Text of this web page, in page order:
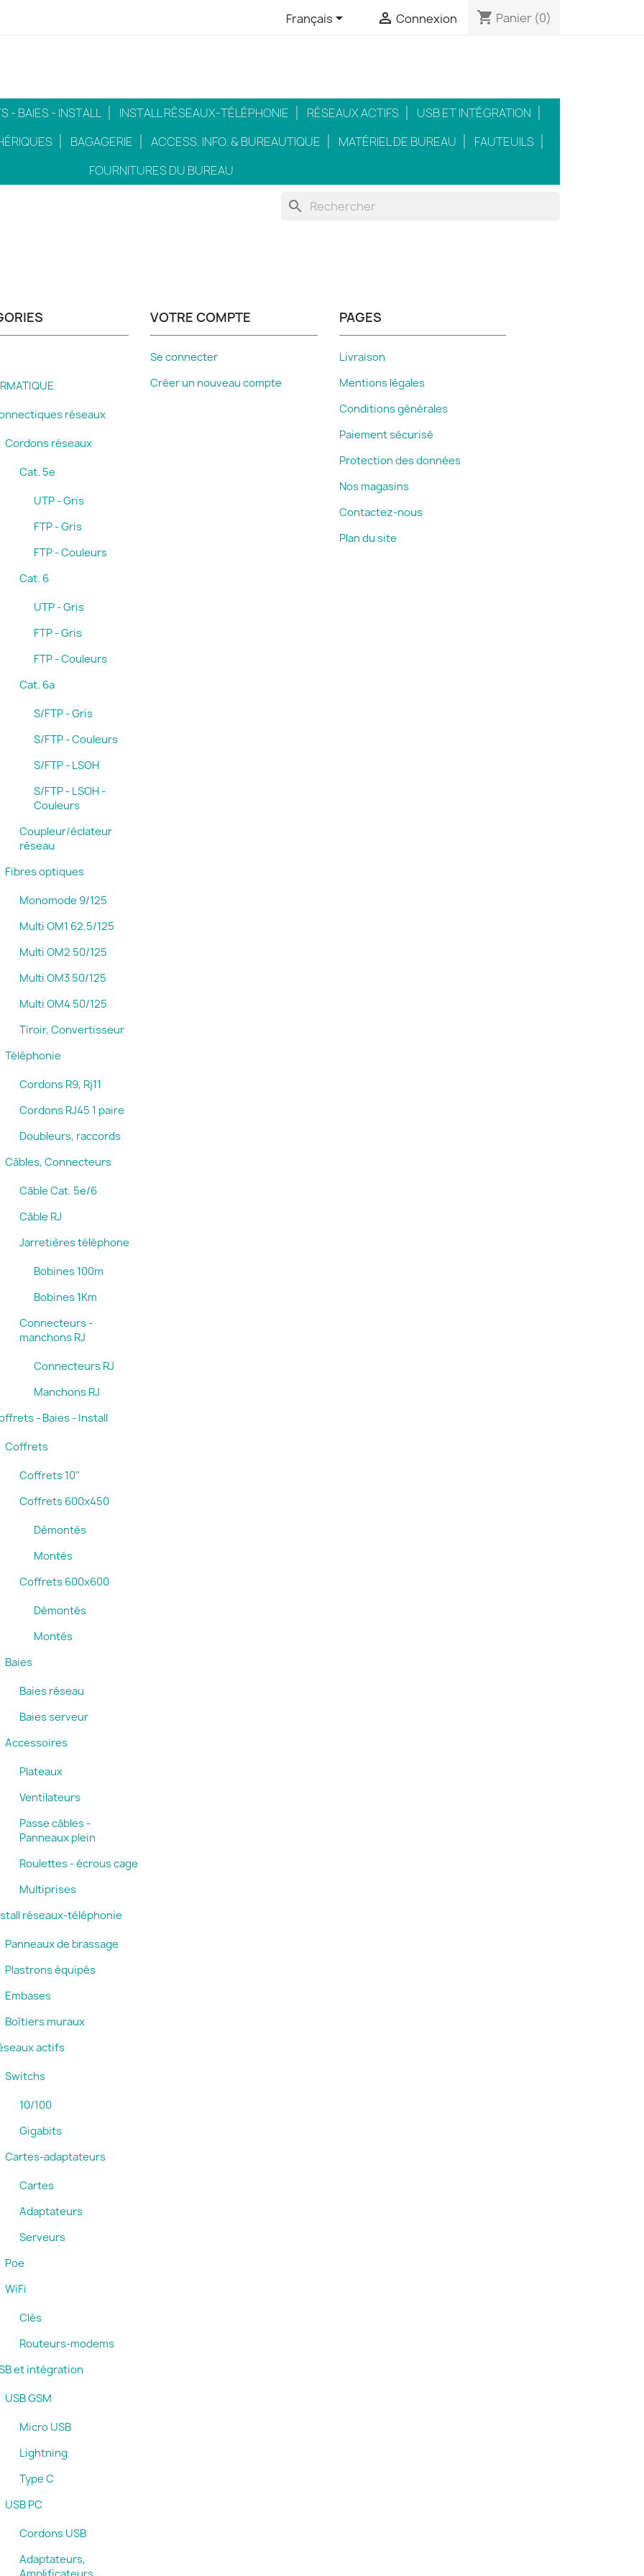
Français  Connexion shopping_cart Panier (0)
- BAIES - INSTALL INSTALL RÉSEAUX-TÉLÉPHONIE RÉSEAUX ACTIFS
USB ET INTÉGRATION
BAGAGERIE ACCESS. INFO. & BUREAUTIQUE MATÉRIEL DE BUREAU
FAUTEUILS
FOURNITURES DU BUREAU
search
réseaux
Cordons réseaux
Cat. 5e
UTP - Gris
FTP - Gris
FTP - Couleurs
Cat. 6
UTP - Gris
FTP - Gris
FTP - Couleurs
Cat. 6a
S/FTP - Gris
S/FTP - Couleurs
S/FTP - LSOH
S/FTP - LSOH -
Couleurs
Coupleur/éclateur
réseau
Fibres optiques
Monomode 9/125
Multi OM1 62.5/125
Multi OM2 50/125
Multi OM3 50/125
Multi OM4 50/125
Tiroir, Convertisseur
Téléphonie
Cordons R9, Rj11
Cordons RJ45 1 paire
Doubleurs, raccords
Câbles, Connecteurs
Câble Cat. 5e/6
Câble RJ
Jarretières téléphone
Bobines 100m
Bobines 1Km
Connecteurs -
manchons RJ
Connecteurs RJ
Manchons RJ
- Baies - Install
Coffrets
Coffrets 10''
Coffrets 600x450
Démontés
Montés
Coffrets 600x600
Démontés
Montés
Baies
Baies réseau
Baies serveur
Accessoires
Plateaux
Ventilateurs
Passe câbles -
Panneaux plein
Roulettes - écrous cage
Multiprises
réseaux-téléphonie
Panneaux de brassage
Plastrons équipés
Embases
Boîtiers muraux
actifs
Switchs
10/100
Gigabits
Cartes-adaptateurs
Cartes
Adaptateurs
Serveurs
Poe
WiFi
Clés
Routeurs-modems
et intégration
USB GSM
Micro USB
Lightning
Type C
USB PC
Cordons USB
Adaptateurs,
VOTRE COMPTE
Se connecter
Créer un nouveau compte
PAGES
Livraison
Mentions légales
Conditions générales
Paiement sécurisé
Protection des données
Nos magasins
Contactez-nous
Plan du site